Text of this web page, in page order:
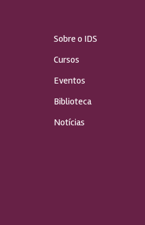
Sobre o IDS
Cursos
Eventos
Biblioteca
Notícias